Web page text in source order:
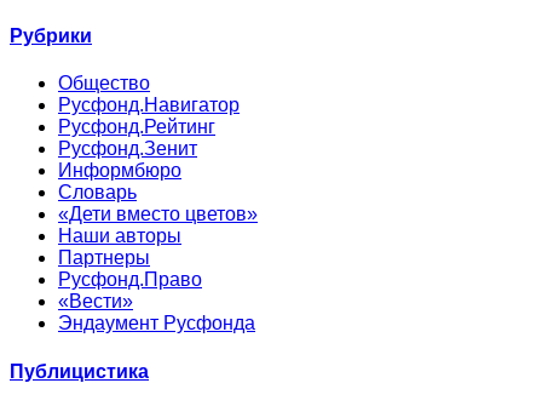
Рубрики
Общество
Русфонд.Навигатор
Русфонд.Рейтинг
Русфонд.Зенит
Информбюро
Словарь
«Дети вместо цветов»
Наши авторы
Партнеры
Русфонд.Право
«Вести»
Эндаумент Русфонда
Публицистика